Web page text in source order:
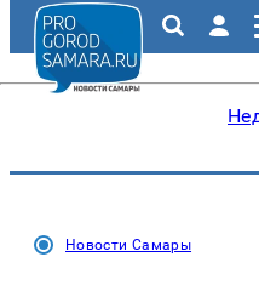
Новости Самары